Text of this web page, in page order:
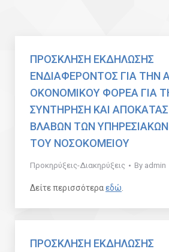
ΠΡΟΣΚΛΗΣΗ ΕΚΔΗΛΩΣΗΣ
ΕΝΔΙΑΦΕΡΟΝΤΟΣ ΓΙΑ ΤΗΝ
ΟΚΟΝΟΜΙΚΟΥ ΦΟΡΕΑ ΓΙΑ
ΣΥΝΤΗΡΗΣΗ ΚΑΙ
ΒΛΑΒΩΝ ΤΩΝ
ΤΟΥ ΝΟΣΟΚΟΜΕΙΟΥ
Προκηρύξεις-Διακηρύξεις By admin
Δείτε περισσότεραεδώ
ΠΡΟΣΚΛΗΣΗ ΕΚΔΗΛΩΣΗΣ